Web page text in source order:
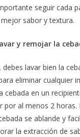
seguir cada
sabor y textura.
y remojar la
debes lavar bien la
eliminar cualquier
cebada en un
por al menos 2 horas.
se ablande y
la extracción de